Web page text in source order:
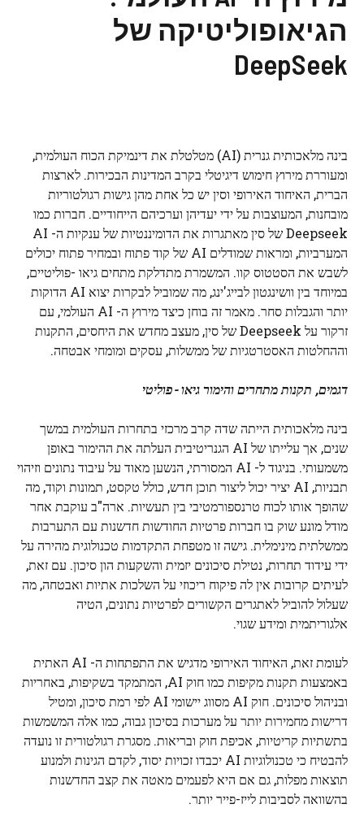
הגיאופוליטיקה של
DeepSeek
בינה מלאכותית גנרית (AI) מטלטלת את דינמיקת הכוח העולמית,
ומעוררת מירוץ חימוש דיגיטלי בקרב המדינות הבכירות. לארצות
הברית, האיחוד האירופי וסין יש כל אחת מהן גישות רגולטוריות
מובחנות, המעוצבות על ידי יעדיהן וערכיהם הייחודיים. חברות כמו
Deepseek של סין מאתגרות את הדומיננטיות של ענקיות ה- AI
המערביות, ומראות שמודלים AI של קוד פתוח ובמחיר פתוח יכולים
לשבש את הסטטוס קוו. המשמרת מתדלקת מתחים גיאו -פוליטיים,
במיוחד בין וושינגטון לבייג'ינג, מה שמוביל לבקרות יצוא AI הדוקות
יותר והגבלות סחר. מאמר זה בוחן כיצד מירוץ ה- AI העולמי, עם
זרקור על Deepseek של סין, מעצב מחדש את היחסים, התקנות
וההחלטות האסטרטגיות של ממשלות, עסקים ומומחי אבטחה.
דגמים, תקנות מתחרים והימור גיאו -פוליטי
בינה מלאכותית הייתה שדה קרב מרכזי בתחרות העולמית במשך
שנים, אך עלייתו של AI הגנריטיבית העלתה את ההימור באופן
משמעותי. בניגוד ל- AI המסורתי, הנשען מאוד על עיבוד נתונים וזיהוי
תבניות, AI יציר יכול ליצור תוכן חדש, כולל טקסט, תמונות וקוד, מה
שהופך אותו לכוח טרנספורמטיבי בין תעשיות. ארה"ב עוקבת אחר
מודל מונע שוק בו חברות פרטיות החודשות חדשנות עם התערבות
ממשלתית מינימלית. גישה זו מטפחת התקדמות טכנולוגית מהירה על
ידי עידוד תחרות, נטילת סיכונים יזמית והשקעות הון סיכון. עם זאת,
לעיתים קרובות אין לה פיקוח ריכוזי על השלכות אתיות ואבטחה, מה
שעלול להוביל לאתגרים הקשורים לפרטיות נתונים, הטיה
אלגוריתמית ומידע שגוי.
לעומת זאת, האיחוד האירופי מדגיש את התפתחות ה- AI האתית
באמצעות תקנות מקיפות כמו חוק AI, המתמקד בשקיפות, באחריות
ובניהול סיכונים. חוק AI מסווג יישומי AI לפי רמת סיכון, ומטיל
דרישות מחמירות יותר על מערכות בסיכון גבוה, כמו אלה המשמשות
בתשתיות קריטיות, אכיפת חוק ובריאות. מסגרת רגולטורית זו נועדה
להבטיח כי טכנולוגיות AI יכבדו זכויות יסוד, לקדם הגינות ולמנוע
תוצאות מפלות, גם אם היא לפעמים מאטה את קצב החדשנות
בהשוואה לסביבות לייז-פייר יותר.